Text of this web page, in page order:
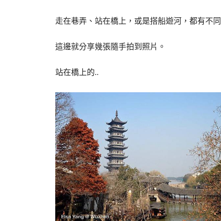
走在巷弄、站在橋上，或是搭船遊河，都有不
這邊就分享幾張隨手拍到照片。
站在橋上的..